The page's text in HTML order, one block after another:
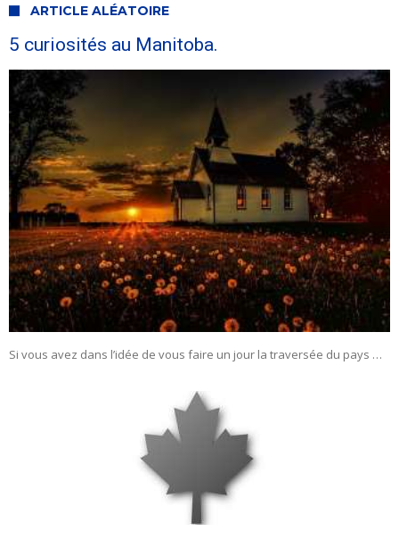
ARTICLE ALÉATOIRE
5 curiosités au Manitoba.
Si vous avez dans l’idée de vous faire un jour la traversée du pays …